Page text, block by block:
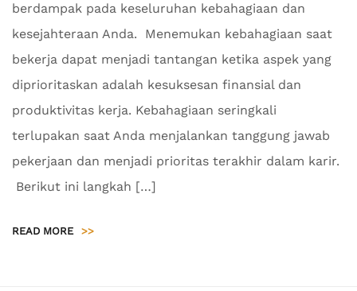
berdampak pada keseluruhan kebahagiaan dan
kesejahteraan Anda. Menemukan kebahagiaan saat
bekerja dapat menjadi tantangan ketika aspek yang
diprioritaskan adalah kesuksesan finansial dan
produktivitas kerja. Kebahagiaan seringkali
terlupakan saat Anda menjalankan tanggung jawab
pekerjaan dan menjadi prioritas terakhir dalam karir.
Berikut ini langkah […]
READ MORE >>